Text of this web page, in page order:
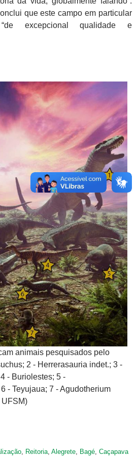
que este campo em particular
excepcional qualidade e
animais pesquisados pelo
2 - Herrerasauria indet.; 3 -
- Buriolestes; 5 -
- Teyujaua; 7 - Agudotherium
, Reitoria, Alegrete, Bagé, Caçapava